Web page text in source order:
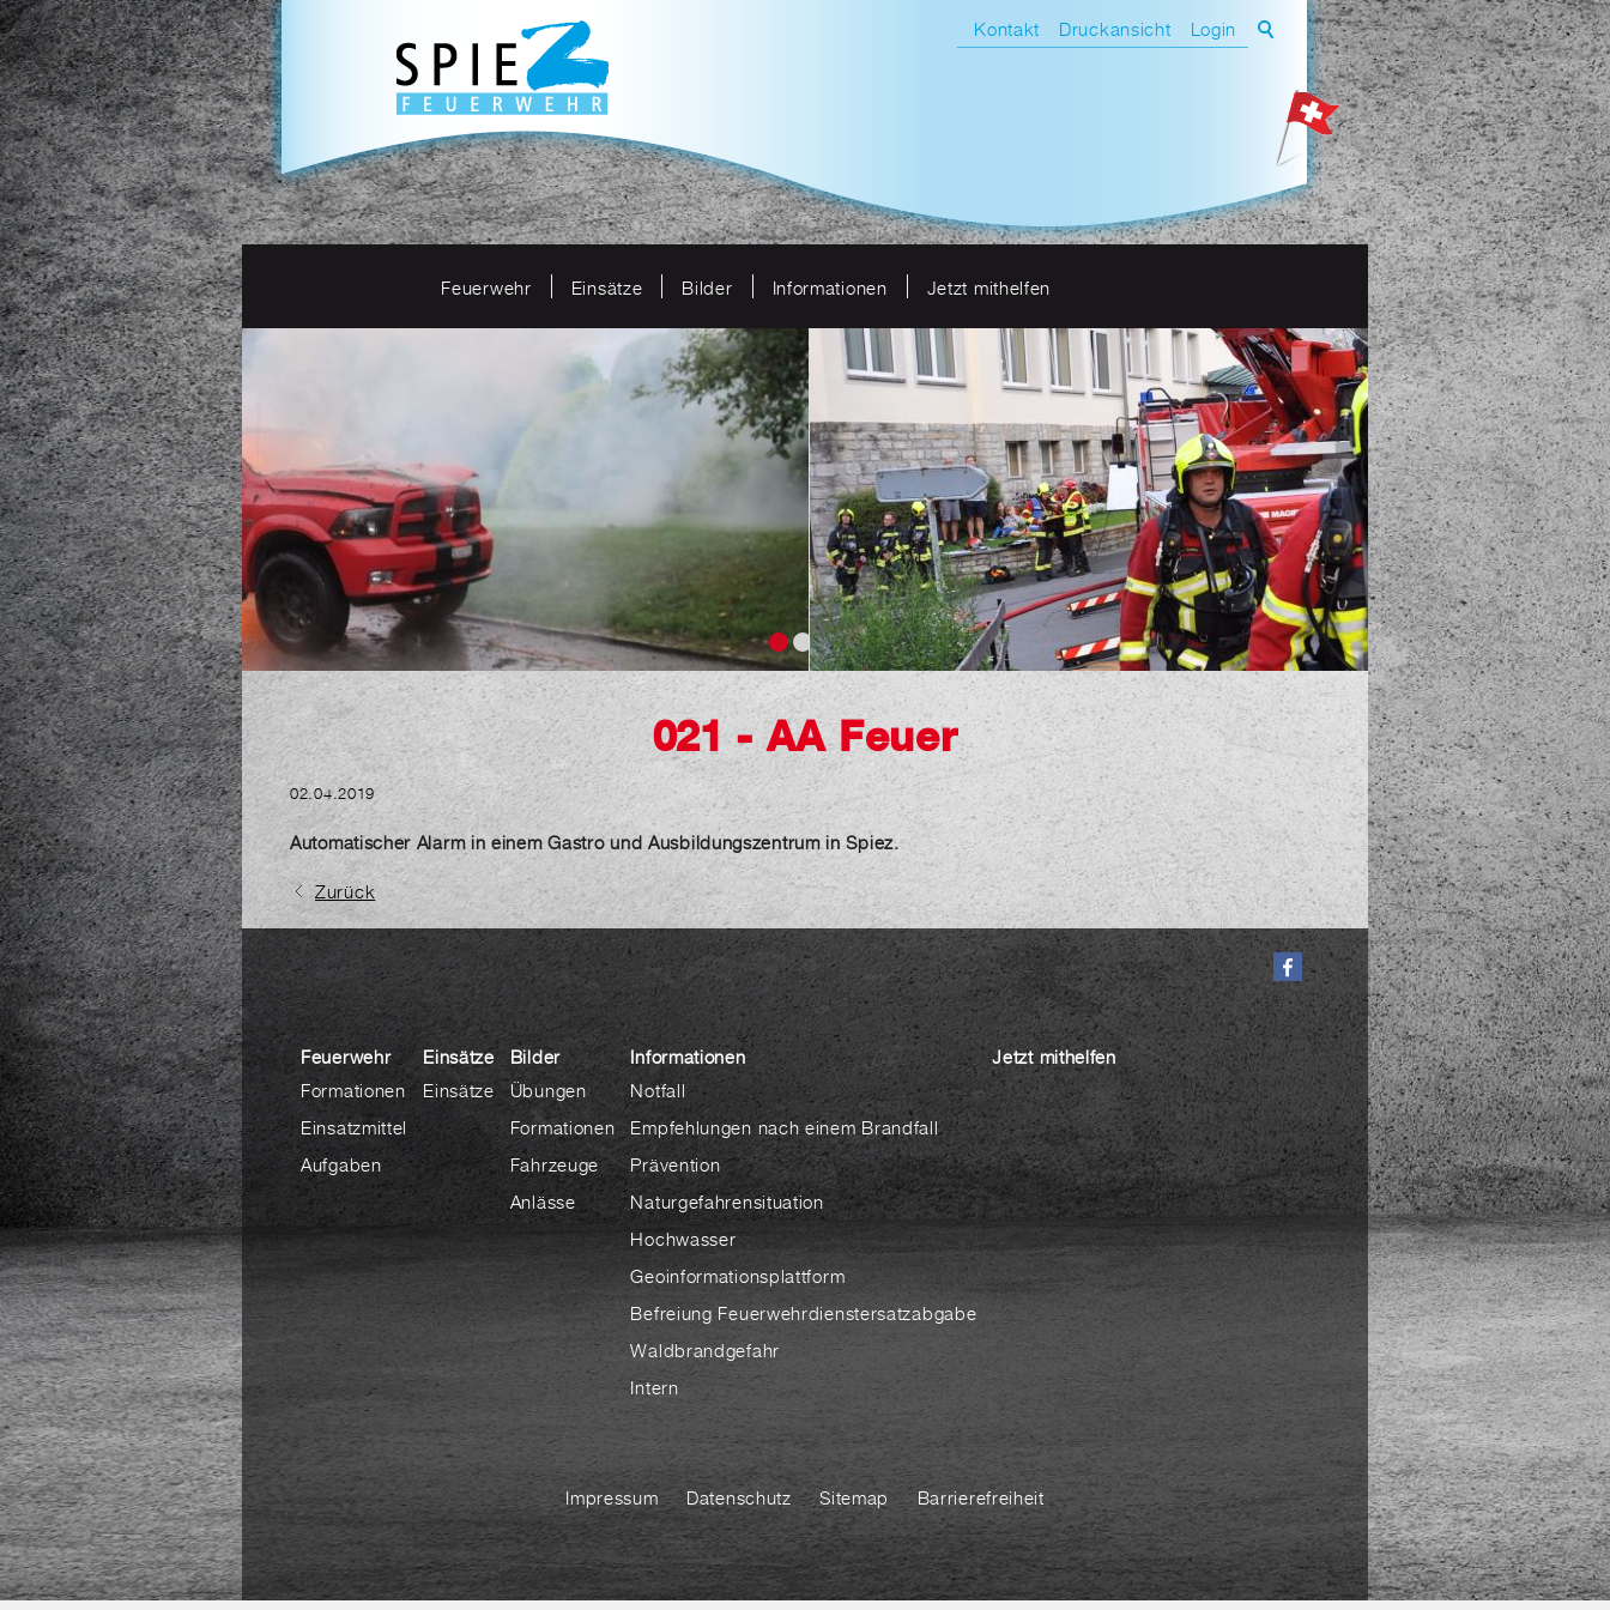
Kontakt Druckansicht Login
Feuerwehr Einsätze Bilder Informationen Jetzt mithelfen
021 - AA Feuer
02.04.2019
Automatischer Alarm in einem Gastro und Ausbildungszentrum in Spiez.
Zurück
Feuerwehr
Formationen
Einsatzmittel
Aufgaben
Einsätze
Einsätze
Bilder
Übungen
Formationen
Fahrzeuge
Anlässe
Informationen
Notfall
Empfehlungen nach einem Brandfall
Prävention
Naturgefahrensituation
Hochwasser
Geoinformationsplattform
Befreiung Feuerwehrdienstersatzabgabe
Waldbrandgefahr
Intern
Jetzt mithelfen
Impressum Datenschutz Sitemap Barrierefreiheit